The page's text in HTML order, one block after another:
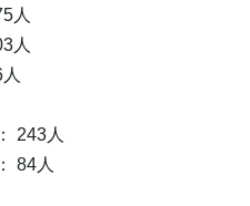
人
人
243人
84人